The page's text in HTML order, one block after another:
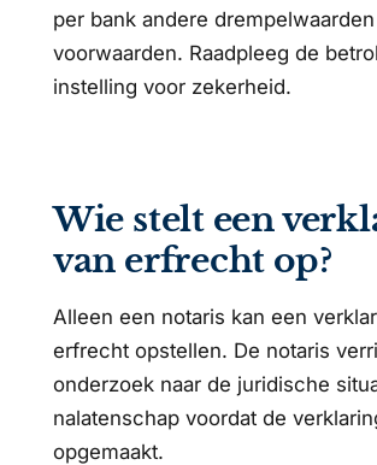
per bank andere
voorwaarden. Raadpleeg de
instelling voor zekerheid.
Wie stelt een
van erfrecht op?
Alleen een notaris kan een
erfrecht opstellen. De notaris
onderzoek naar de juridische
nalatenschap voordat de
opgemaakt.